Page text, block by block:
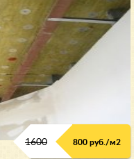
1600 800 руб./м2